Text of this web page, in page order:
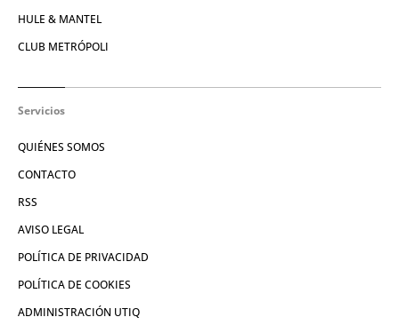
HULE & MANTEL
CLUB METRÓPOLI
Servicios
QUIÉNES SOMOS
CONTACTO
RSS
AVISO LEGAL
POLÍTICA DE PRIVACIDAD
POLÍTICA DE COOKIES
ADMINISTRACIÓN UTIQ